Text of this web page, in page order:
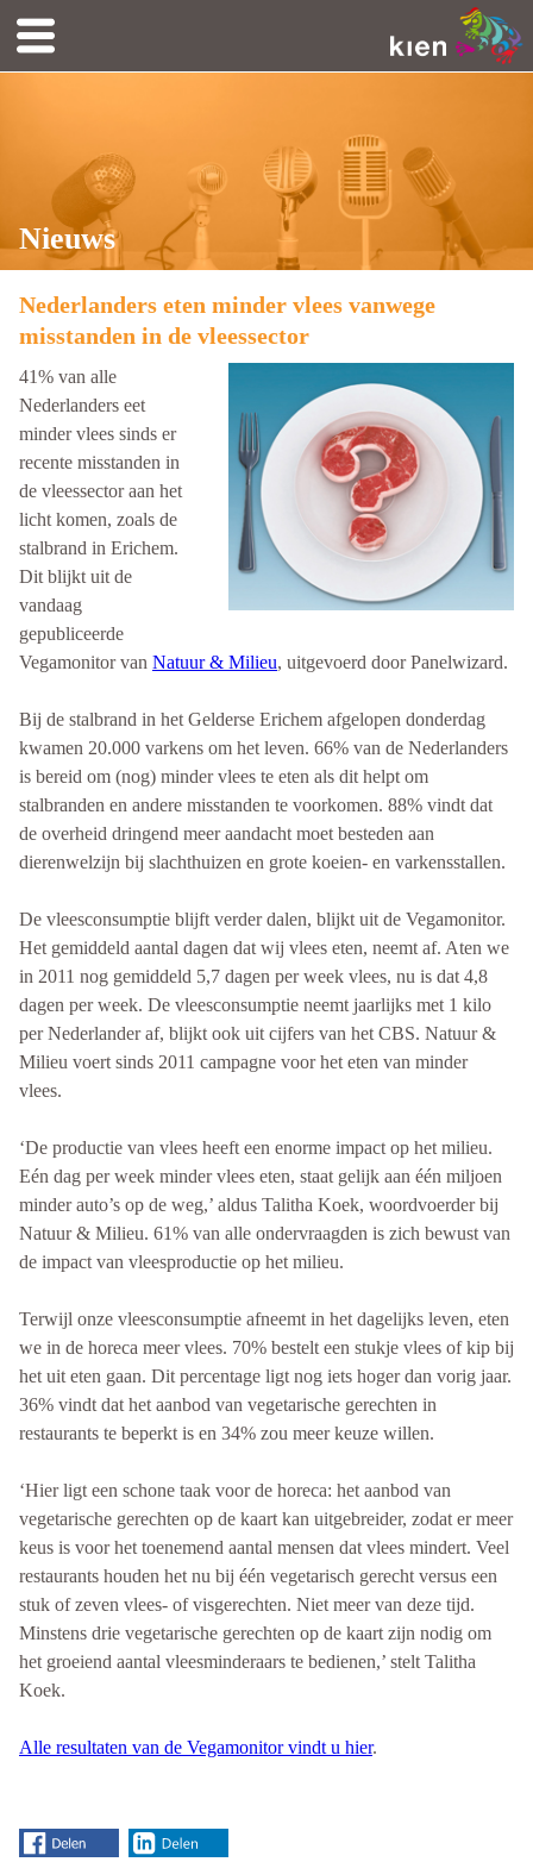
Nieuws
Nederlanders eten minder vlees vanwege
misstanden in de vleessector
41% van alle
Nederlanders eet
minder vlees sinds er
recente misstanden in
de vleessector aan het
licht komen, zoals de
stalbrand in Erichem.
Dit blijkt uit de
vandaag
gepubliceerde
Vegamonitor van Natuur & Milieu, uitgevoerd door Panelwizard.
Bij de stalbrand in het Gelderse Erichem afgelopen donderdag
kwamen 20.000 varkens om het leven. 66% van de Nederlanders
is bereid om (nog) minder vlees te eten als dit helpt om
stalbranden en andere misstanden te voorkomen. 88% vindt dat
de overheid dringend meer aandacht moet besteden aan
dierenwelzijn bij slachthuizen en grote koeien- en varkensstallen.
De vleesconsumptie blijft verder dalen, blijkt uit de Vegamonitor.
Het gemiddeld aantal dagen dat wij vlees eten, neemt af. Aten we
in 2011 nog gemiddeld 5,7 dagen per week vlees, nu is dat 4,8
dagen per week. De vleesconsumptie neemt jaarlijks met 1 kilo
per Nederlander af, blijkt ook uit cijfers van het CBS. Natuur &
Milieu voert sinds 2011 campagne voor het eten van minder
vlees.
‘De productie van vlees heeft een enorme impact op het milieu.
Eén dag per week minder vlees eten, staat gelijk aan één miljoen
minder auto’s op de weg,’ aldus Talitha Koek, woordvoerder bij
Natuur & Milieu. 61% van alle ondervraagden is zich bewust van
de impact van vleesproductie op het milieu.
Terwijl onze vleesconsumptie afneemt in het dagelijks leven, eten
we in de horeca meer vlees. 70% bestelt een stukje vlees of kip bij
het uit eten gaan. Dit percentage ligt nog iets hoger dan vorig jaar.
36% vindt dat het aanbod van vegetarische gerechten in
restaurants te beperkt is en 34% zou meer keuze willen.
‘Hier ligt een schone taak voor de horeca: het aanbod van
vegetarische gerechten op de kaart kan uitgebreider, zodat er meer
keus is voor het toenemend aantal mensen dat vlees mindert. Veel
restaurants houden het nu bij één vegetarisch gerecht versus een
stuk of zeven vlees- of visgerechten. Niet meer van deze tijd.
Minstens drie vegetarische gerechten op de kaart zijn nodig om
het groeiend aantal vleesminderaars te bedienen,’ stelt Talitha
Koek.
Alle resultaten van de Vegamonitor vindt u hier.